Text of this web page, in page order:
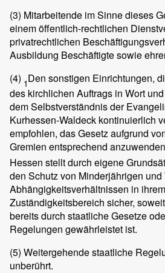
(3) Mitarbeitende im Sinne dieses
einem öffentlich-rechtlichen
privatrechtlichen
Ausbildung Beschäftigte sowie
(4) 1Den sonstigen Einrichtungen,
des kirchlichen Auftrags in Wort
dem Selbstverständnis der
Kurhessen-Waldeck kontinuierlich
empfohlen, das Gesetz aufgrund
Gremien entsprechend
Hessen stellt durch eigene
den Schutz von Minderjährigen
Abhängigkeitsverhältnissen in ihrem
Zuständigkeitsbereich sicher,
bereits durch staatliche Gesetze
Regelungen gewährleistet ist.
(5) Weitergehende staatliche
unberührt.